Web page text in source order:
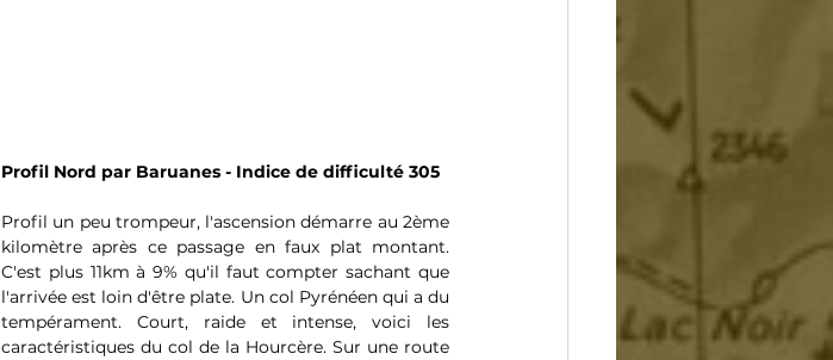
Profil Nord par Baruanes - Indice de difficulté 305
Profil un peu trompeur, l'ascension démarre au 2ème
kilomètre après ce passage en faux plat montant.
C'est plus 11km à 9% qu'il faut compter sachant que
l'arrivée est loin d'être plate. Un col Pyrénéen qui a du
tempérament. Court, raide et intense, voici les
caractéristiques du col de la Hourcère. Sur une route